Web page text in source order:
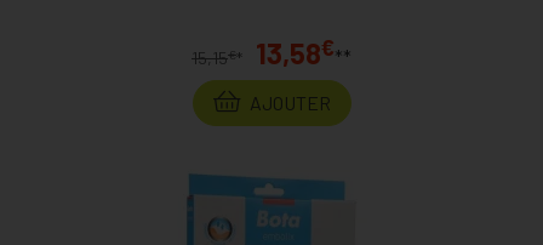
15,15€* 13,58€**
AJOUTER